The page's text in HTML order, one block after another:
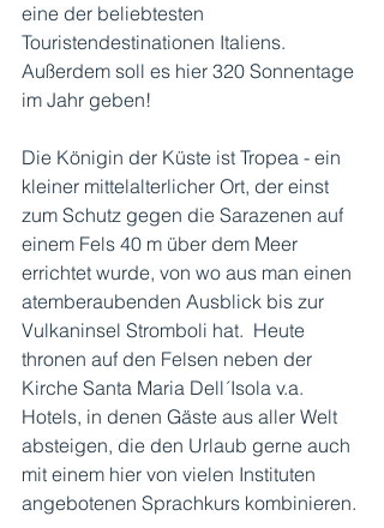
eine der beliebtesten
Touristendestinationen Italiens.
Außerdem soll es hier 320 Sonnentage
im Jahr geben!
Die Königin der Küste ist Tropea - ein
kleiner mittelalterlicher Ort, der einst
zum Schutz gegen die Sarazenen auf
einem Fels 40 m über dem Meer
errichtet wurde, von wo aus man einen
atemberaubenden Ausblick bis zur
Vulkaninsel Stromboli hat.  Heute
thronen auf den Felsen neben der
Kirche Santa Maria Dell´Isola v.a.
Hotels, in denen Gäste aus aller Welt
absteigen, die den Urlaub gerne auch
mit einem hier von vielen Instituten
angebotenen Sprachkurs kombinieren.